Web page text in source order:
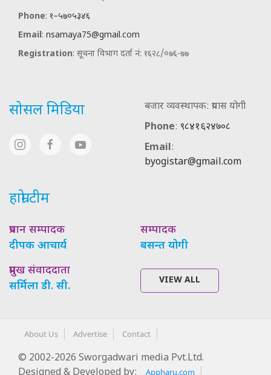
Phone: १–५७०५३४६
Email: nsamaya75@gmail.com
Registration: सूचना विभाग दर्ता नं: १६२८/०७६-७७
सोसल मिडिया
बजार व्यवस्थापक: प्रयास योगी
Phone: ९८४१६२४७०८
Email:
byogistar@gmail.com
हाम्रो टीम
प्रधान सम्पादक
दीपक आचार्य
सम्पादक
बसन्त योगी
प्रमुख संवाददाता
सर्मिला डी. सी.
VIEW ALL
About Us Advertise Contact
© 2002-2026 Sworgadwari media Pvt.Ltd.
Appharu.com